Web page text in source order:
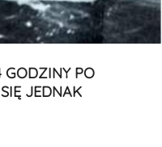
GODZINY PO
JEDNAK